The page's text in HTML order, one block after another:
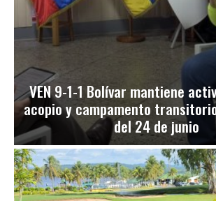
VEN 9-1-1 Bolívar mantiene
acopio y campamento
del 24 de junio